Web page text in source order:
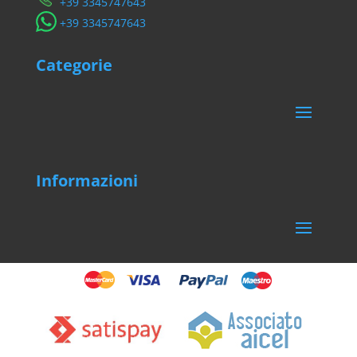
​+39 3345747643
Categorie
Informazioni